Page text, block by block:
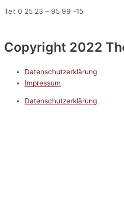
Tel: 0 25 23 – 95 99 -15
Copyright 2022
Datenschutzerklärung
Impressum
Datenschutzerklärung